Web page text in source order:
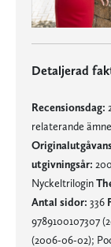
Detaljerad
Recensionsdag:
relaterande
utgivningsår:
Nyckeltrilogin
Antal sidor: 336
9789100107307
(2006-06-02);